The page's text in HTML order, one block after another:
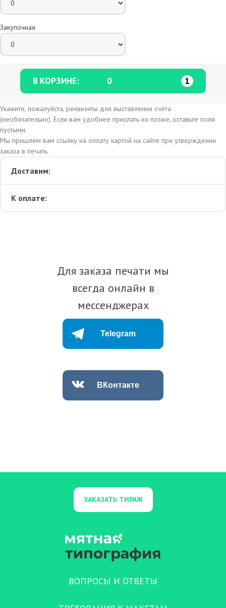
Закупочная
В КОРЗИНЕ: 0 1
Укажите, пожалуйста, реквизиты для выставления счёта
(необязательно). Если вам удобнее прислать их позже, оставьте поля
пустыми.
Мы пришлем вам ссылку на оплату картой на сайте при утверждении
заказа в печать.
Доставим:
К оплате:
ВКонтакте
Telegram
Для заказа печати мы
всегда онлайн в
мессенджерах
ЗАКАЗАТЬ ТИРАЖ
ВОПРОСЫ И ОТВЕТЫ